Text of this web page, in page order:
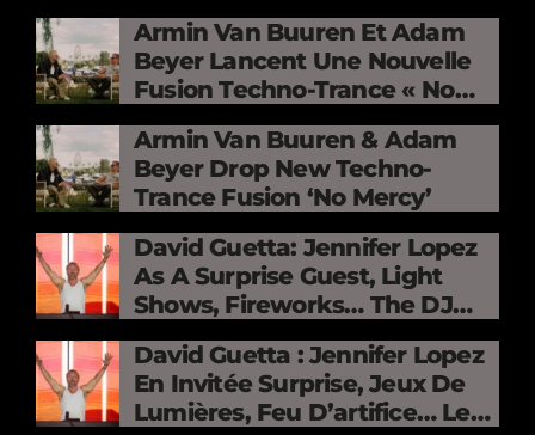
Armin Van Buuren Et Adam
Beyer Lancent Une Nouvelle
Fusion Techno-Trance « No
Mercy »
Armin Van Buuren & Adam
Beyer Drop New Techno-
Trance Fusion ‘No Mercy’
David Guetta: Jennifer Lopez
As A Surprise Guest, Light
Shows, Fireworks… The DJ
Electrifies The Stade De
France
David Guetta : Jennifer Lopez
En Invitée Surprise, Jeux De
Lumières, Feu D’artifice… Le